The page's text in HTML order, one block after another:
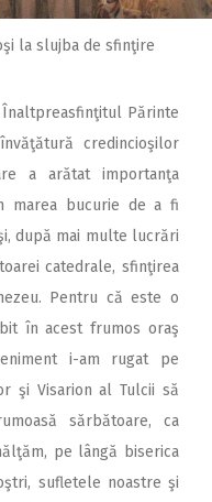
la slujba de sfinţire
Părinte
credincioşilor
a arătat importanţa
marea bucurie de a fi
după mai multe lucrări
catedrale, sfinţirea
Pentru că este o
în acest frumos oraş
i-am rugat pe
şi Visarion al Tulcii să
sărbătoare, ca
pe lângă biserica
sufletele noastre şi